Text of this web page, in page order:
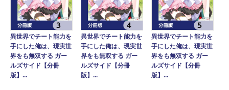
異世界でチート能力を
手にした俺は、現実世
界をも無双する ガー
ルズサイド【分冊
版】...
異世界でチート能力を
手にした俺は、現実世
界をも無双する ガー
ルズサイド【分冊
版】...
異世界でチート能力を
手にした俺は、現実世
界をも無双する ガー
ルズサイド【分冊
版】...